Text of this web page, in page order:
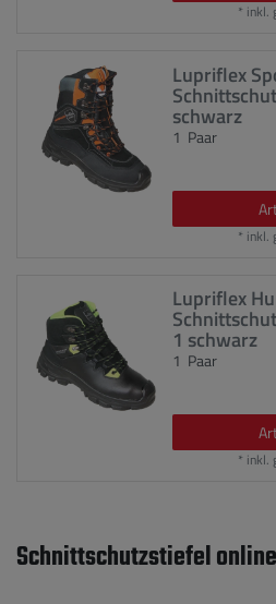
* inkl.
Lupriflex
schwarz
1 Paar
* inkl.
Lupriflex
1 schwarz
1 Paar
* inkl.
Schnittschutzstiefel